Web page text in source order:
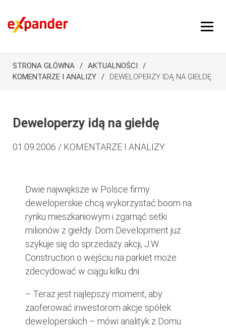
STRONA GŁÓWNA
AKTUALNOŚCI
KOMENTARZE I ANALIZY
DEWELOPERZY IDĄ NA GIEŁDĘ
Deweloperzy idą na giełdę
01.09.2006 / KOMENTARZE I ANALIZY
Dwie największe w Polsce firmy
deweloperskie chcą wykorzystać boom na
rynku mieszkaniowym i zgarnąć setki
milionów z giełdy. Dom Development już
szykuje się do sprzedaży akcji, J.W.
Construction o wejściu na parkiet może
zdecydować w ciągu kilku dni
– Teraz jest najlepszy moment, aby
zaoferować inwestorom akcje spółek
deweloperskich – mówi analityk z Domu